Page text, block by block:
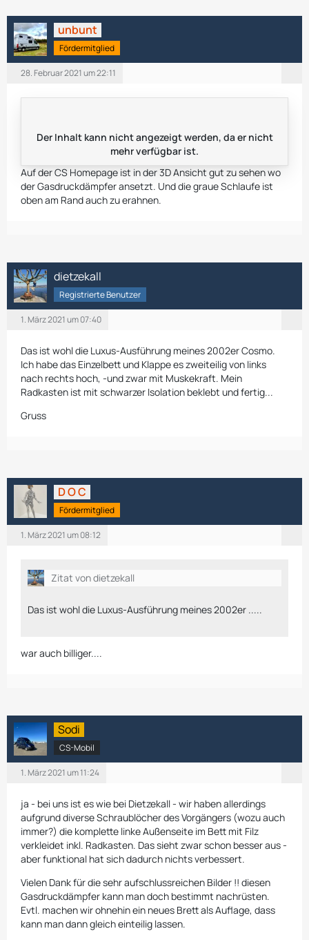
unbunt
Fördermitglied
28. Februar 2021 um 22:11
Der Inhalt kann nicht angezeigt werden, da er nicht
mehr verfügbar ist.
Auf der CS Homepage ist in der 3D Ansicht gut zu sehen wo
derGasdruckdämpfer ansetzt. Und die graue Schlaufe ist
oben am Rand auch zu erahnen.
dietzekall
Registrierte Benutzer
1. März 2021 um 07:40
Das ist wohl die Luxus-Ausführung meines 2002er Cosmo.
Ich habe das Einzelbett und Klappe es zweiteilig von links
nach rechts hoch, -und zwar mit Muskekraft. Mein
Radkasten ist mit schwarzer Isolation beklebt und fertig...
Gruss
D O C
Fördermitglied
1. März 2021 um 08:12
Zitat von dietzekall
Das ist wohl die Luxus-Ausführung meines 2002er .....
war auch billiger....
Sodi
CS-Mobil
1. März 2021 um 11:24
ja - bei uns ist es wie bei Dietzekall - wir haben allerdings
aufgrund diverse Schraublöcher des Vorgängers (wozu auch
immer?) die komplette linke Außenseite im Bett mit Filz
verkleidet inkl. Radkasten. Das sieht zwar schon besser aus -
aber funktional hat sich dadurch nichts verbessert.
Vielen Dank für die sehr aufschlussreichen Bilder !! diesen
Gasdruckdämpfer kann man doch bestimmt nachrüsten.
Evtl. machen wir ohnehin ein neues Brett als Auflage, dass
kann man dann gleich einteilig lassen.